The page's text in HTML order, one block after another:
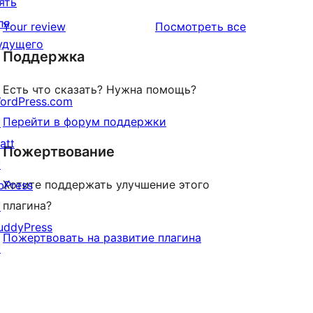
1-
звездный
отзыв
Your review Посмотреть всеотзывы
Поддержка
Есть что сказать? Нужна помощь?
Перейти в форум поддержки
Пожертвование
Хотите поддержать улучшение этого
плагина?
Пожертвовать на развитие плагина